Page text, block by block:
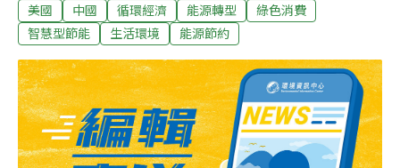
外，科技公司也相繼推出節能省電裝置，有廠商設計出鑰
匙圈大小的裝置，放入浴缸後可以測量洗澡用水流量，並
另外，也有廠商設計了可隨陽光強弱調整玻璃色調的窗
戶，進而控制進入室內的光線，可節省30%的空調費用。
據報導，架設於屋頂的「太陽能熱水器」在中國也很普
遍，自來水流經太陽能收集器後變熱，可以節省3分之2的
傳統熱水器費用。市面上也已經出現智慧節能冷氣機，依
美國 中國 循環經濟 能源轉型
綠色消費
智慧型節能
生活環境 能源節約